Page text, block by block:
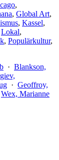
,
, Global Art,
, Kassel,
Lokal,
, Populärkultur,
· Blankson,
· Geoffroy,
Wex, Marianne